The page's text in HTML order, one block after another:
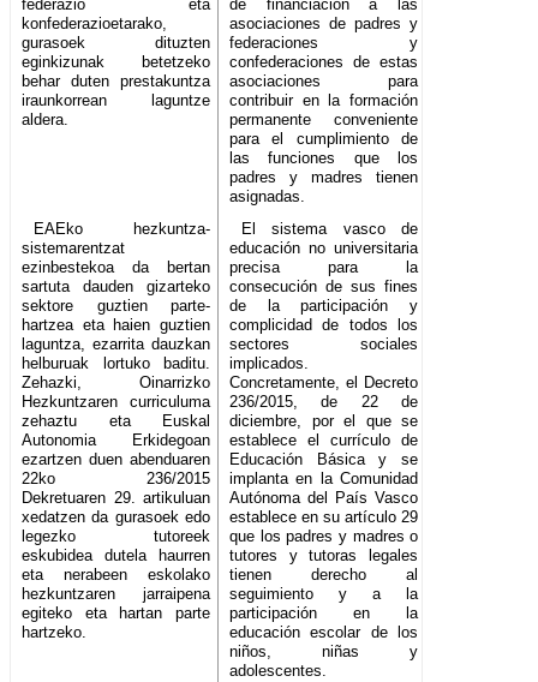
federazio eta
konfederazioetarako,
gurasoek dituzten
eginkizunak betetzeko
behar duten prestakuntza
iraunkorrean laguntze
aldera.
de financiación a las
asociaciones de padres y
federaciones y
confederaciones de estas
asociaciones para
contribuir en la formación
permanente conveniente
para el cumplimiento de
las funciones que los
padres y madres tienen
asignadas.
EAEko hezkuntza-
sistemarentzat
ezinbestekoa da bertan
sartuta dauden gizarteko
sektore guztien parte-
hartzea eta haien guztien
laguntza, ezarrita dauzkan
helburuak lortuko baditu.
Zehazki, Oinarrizko
Hezkuntzaren curriculuma
zehaztu eta Euskal
Autonomia Erkidegoan
ezartzen duen abenduaren
22ko 236/2015
Dekretuaren 29. artikuluan
xedatzen da gurasoek edo
legezko tutoreek
eskubidea dutela haurren
eta nerabeen eskolako
hezkuntzaren jarraipena
egiteko eta hartan parte
hartzeko.
El sistema vasco de
educación no universitaria
precisa para la
consecución de sus fines
de la participación y
complicidad de todos los
sectores sociales
implicados.
Concretamente, el Decreto
236/2015, de 22 de
diciembre, por el que se
establece el currículo de
Educación Básica y se
implanta en la Comunidad
Autónoma del País Vasco
establece en su artículo 29
que los padres y madres o
tutores y tutoras legales
tienen derecho al
seguimiento y a la
participación en la
educación escolar de los
niños, niñas y
adolescentes.